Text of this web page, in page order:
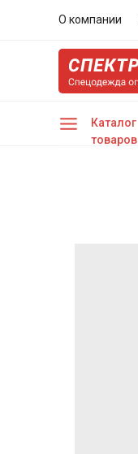
О компании
Каталог
товаров